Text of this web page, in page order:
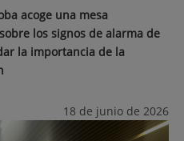
acoge una mesa
los signos de alarma de
la importancia de la
18 de junio de 2026